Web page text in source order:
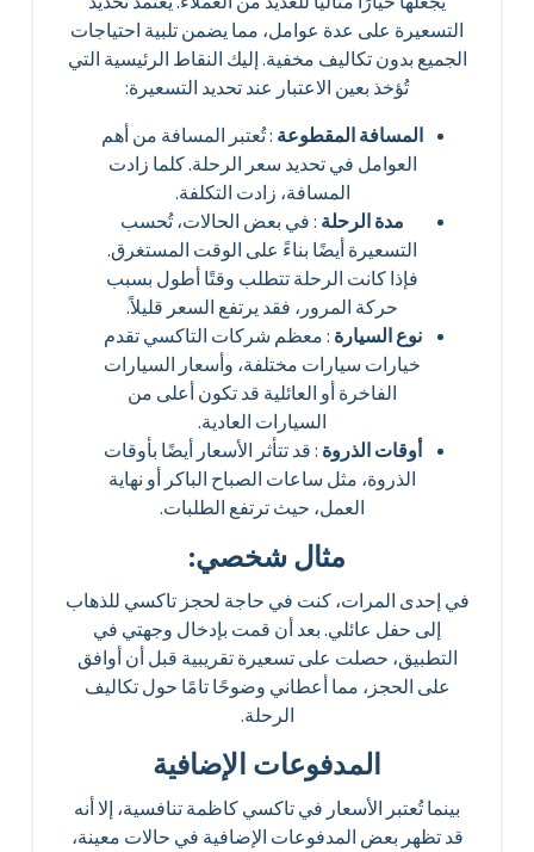
التسعيرة على عدة عوامل، مما يضمن تلبية احتياجات
الجميع بدون تكاليف مخفية. إليك النقاط الرئيسية التي
تُؤخذ بعين الاعتبار عند تحديد التسعيرة:
المسافة المقطوعة: تُعتبر المسافة من أهم
العوامل في تحديد سعر الرحلة. كلما زادت
المسافة، زادت التكلفة.
مدة الرحلة: في بعض الحالات، تُحسب
التسعيرة أيضًا بناءً على الوقت المستغرق.
فإذا كانت الرحلة تتطلب وقتًا أطول بسبب
حركة المرور، فقد يرتفع السعر قليلاً.
نوع السيارة: معظم شركات التاكسي تقدم
خيارات سيارات مختلفة، وأسعار السيارات
الفاخرة أو العائلية قد تكون أعلى من
السيارات العادية.
أوقات الذروة: قد تتأثر الأسعار أيضًا بأوقات
الذروة، مثل ساعات الصباح الباكر أو نهاية
العمل، حيث ترتفع الطلبات.
مثال شخصي:
في إحدى المرات، كنت في حاجة لحجز تاكسي للذهاب
إلى حفل عائلي. بعد أن قمت بإدخال وجهتي في
التطبيق، حصلت على تسعيرة تقريبية قبل أن أوافق
على الحجز، مما أعطاني وضوحًا تامًا حول تكاليف
الرحلة.
المدفوعات الإضافية
بينما تُعتبر الأسعار في تاكسي كاظمة تنافسية، إلا أنه
قد تظهر بعض المدفوعات الإضافية في حالات معينة،